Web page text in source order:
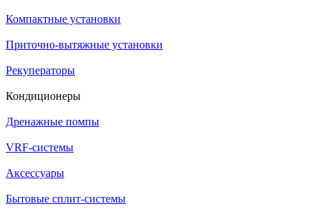
Компактные установки
Приточно-вытяжные установки
Рекуператоры
Кондиционеры
Дренажные помпы
VRF-системы
Аксессуары
Бытовые сплит-системы